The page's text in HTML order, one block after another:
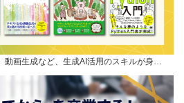
動画生成など、生成AI活用のスキルが身…